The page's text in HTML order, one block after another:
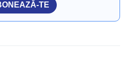
TE